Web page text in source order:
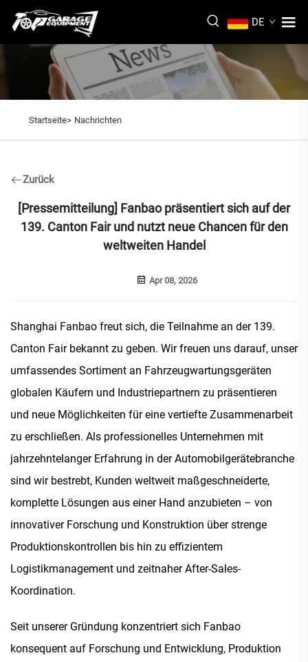
DE
Startseite> Nachrichten
Zurück
[Pressemitteilung] Fanbao präsentiert sich auf der
139. Canton Fair und nutzt neue Chancen für den
weltweiten Handel
Apr 08, 2026
Shanghai Fanbao freut sich, die Teilnahme an der 139.
Canton Fair bekannt zu geben. Wir freuen uns darauf, unser
umfassendes Sortiment an Fahrzeugwartungsgeräten
globalen Käufern und Industriepartnern zu präsentieren
und neue Möglichkeiten für eine vertiefte Zusammenarbeit
zu erschließen. Als professionelles Unternehmen mit
jahrzehntelanger Erfahrung in der Automobilgerätebranche
sind wir bestrebt, Kunden weltweit maßgeschneiderte,
komplette Lösungen aus einer Hand anzubieten – von
innovativer Forschung und Konstruktion über strenge
Produktionskontrollen bis hin zu effizientem
Logistikmanagement und zeitnaher After-Sales-
Koordination.
Seit unserer Gründung konzentriert sich Fanbao
konsequent auf Forschung und Entwicklung, Produktion